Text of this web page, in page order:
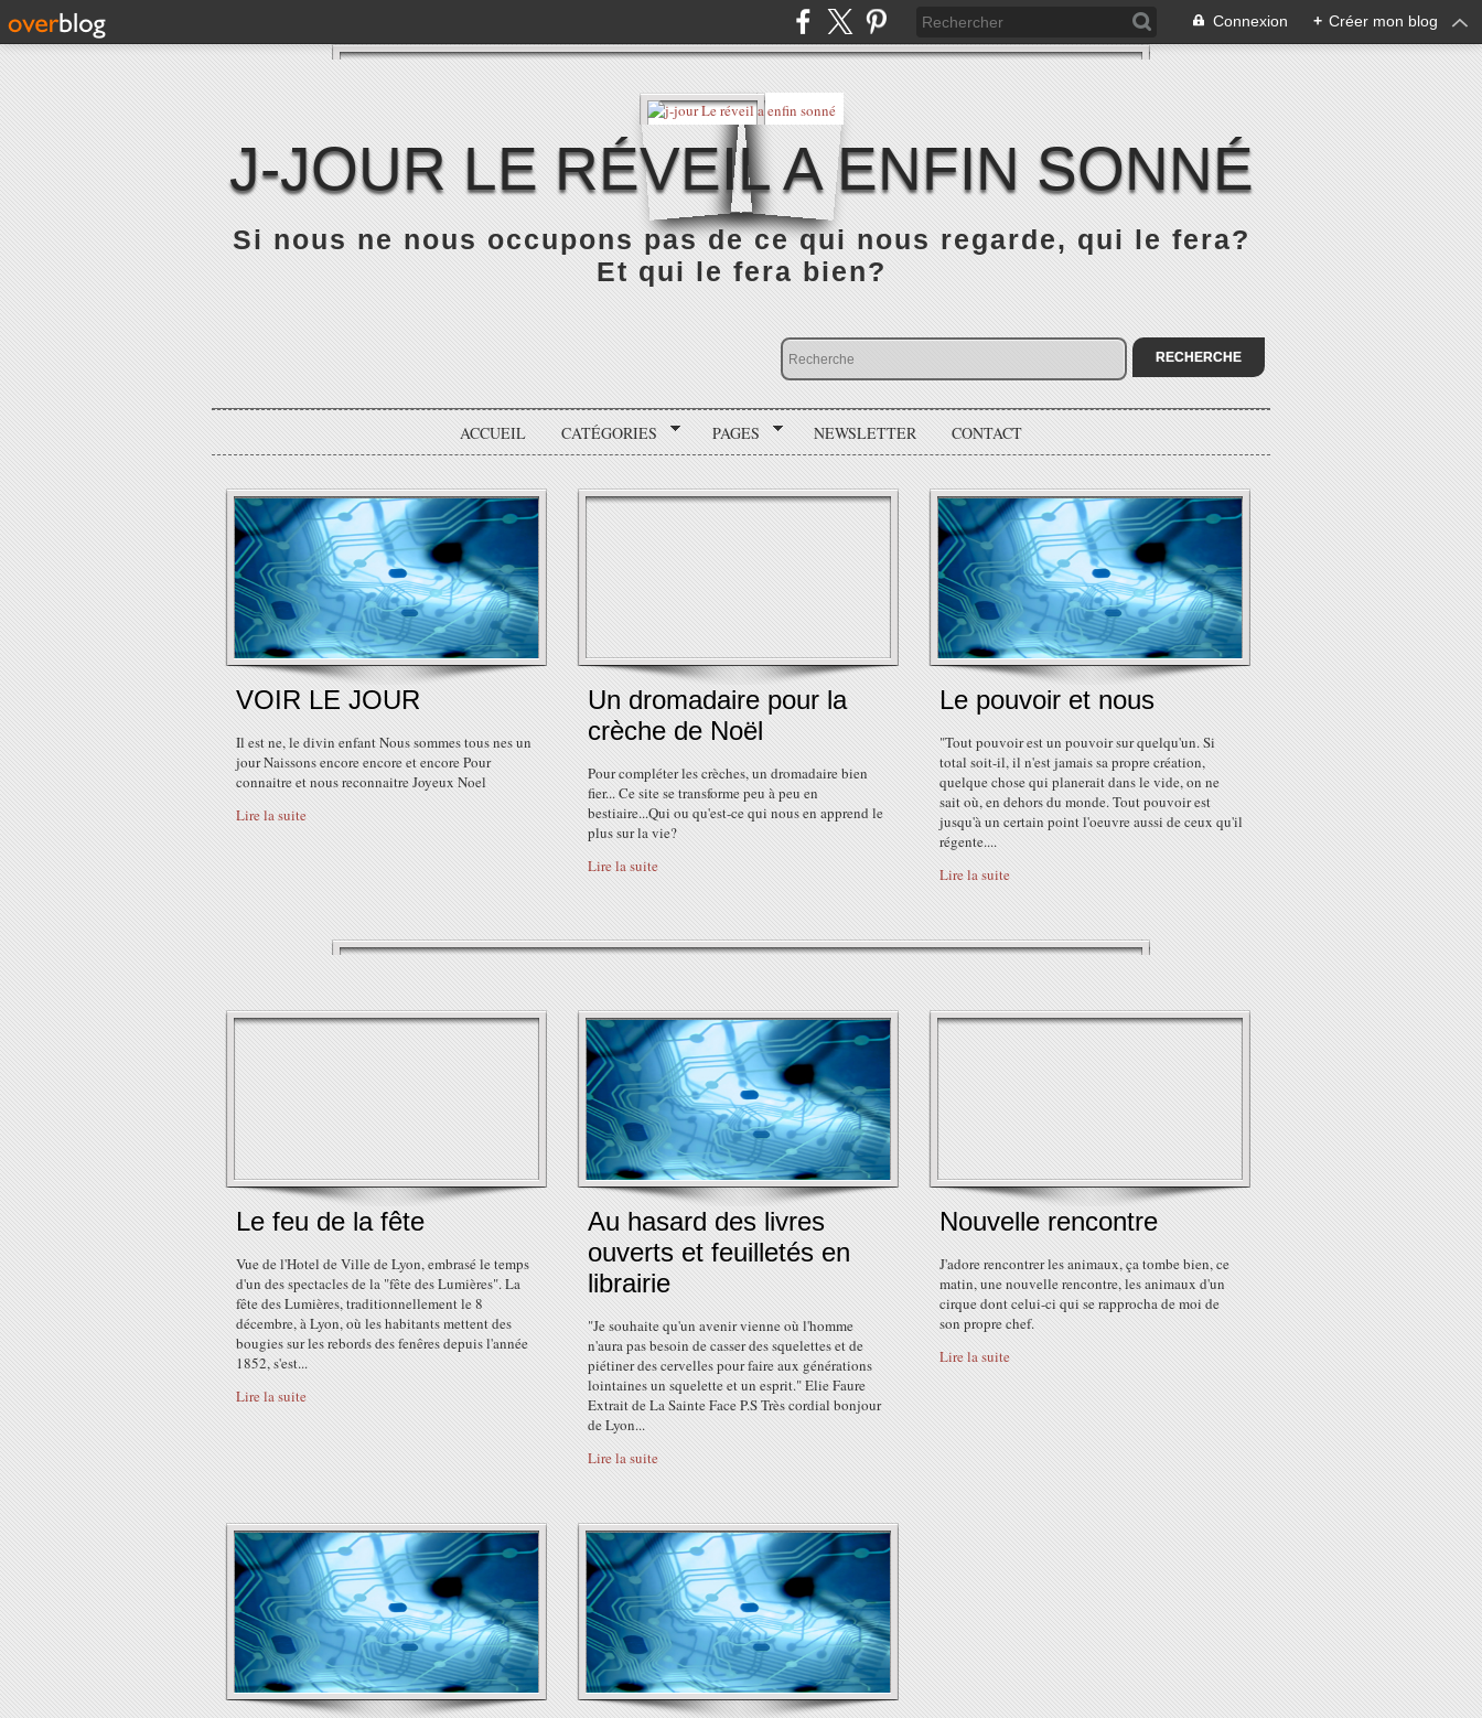
Connexion + Créer mon blog
J-JOUR LE RÉVEIL A ENFIN SONNÉ
Si nous ne nous occupons pas de ce qui nous regarde, qui le fera?
Et qui le fera bien?
ACCUEIL CATÉGORIES PAGES NEWSLETTER CONTACT
VOIR LE JOUR
Il est ne, le divin enfant Nous sommes tous nes un
jour Naissons encore encore et encore Pour
connaitre et nous reconnaitre Joyeux Noel
Lire la suite
Un dromadaire pour la
crèche de Noël
Pour compléter les crèches, un dromadaire bien
fier... Ce site se transforme peu à peu en
bestiaire...Qui ou qu'est-ce qui nous en apprend le
plus sur la vie?
Lire la suite
Le pouvoir et nous
"Tout pouvoir est un pouvoir sur quelqu'un. Si
total soit-il, il n'est jamais sa propre création,
quelque chose qui planerait dans le vide, on ne
sait où, en dehors du monde. Tout pouvoir est
jusqu'à un certain point l'oeuvre aussi de ceux qu'il
régente....
Lire la suite
Le feu de la fête
Vue de l'Hotel de Ville de Lyon, embrasé le temps
d'un des spectacles de la "fête des Lumières". La
fête des Lumières, traditionnellement le 8
décembre, à Lyon, où les habitants mettent des
bougies sur les rebords des fenêres depuis l'année
1852, s'est...
Lire la suite
Au hasard des livres
ouverts et feuilletés en
librairie
"Je souhaite qu'un avenir vienne où l'homme
n'aura pas besoin de casser des squelettes et de
piétiner des cervelles pour faire aux générations
lointaines un squelette et un esprit." Elie Faure
Extrait de La Sainte Face P.S Très cordial bonjour
de Lyon...
Lire la suite
Nouvelle rencontre
J'adore rencontrer les animaux, ça tombe bien, ce
matin, une nouvelle rencontre, les animaux d'un
cirque dont celui-ci qui se rapprocha de moi de
son propre chef.
Lire la suite